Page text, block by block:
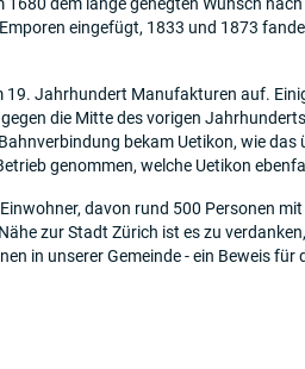
eingefügt, 1833 und 1873
19. Jahrhundert Manufakturen auf.
die Mitte des vorigen
bekam Uetikon, wie
genommen, welche Uetikon
davon rund 500 Personen
zur Stadt Zürich ist es zu
in unserer Gemeinde - ein Beweis für